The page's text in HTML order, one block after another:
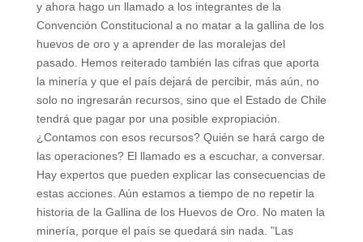
y ahora hago un llamado a los integrantes de la
Convención Constitucional a no matar a la gallina de los
huevos de oro y a aprender de las moralejas del
pasado. Hemos reiterado también las cifras que aporta
la minería y que el país dejará de percibir, más aún, no
solo no ingresarán recursos, sino que el Estado de Chile
tendrá que pagar por una posible expropiación.
¿Contamos con esos recursos? Quién se hará cargo de
las operaciones? El llamado es a escuchar, a conversar.
Hay expertos que pueden explicar las consecuencias de
estas acciones. Aún estamos a tiempo de no repetir la
historia de la Gallina de los Huevos de Oro. No maten la
minería, porque el país se quedará sin nada. "Las